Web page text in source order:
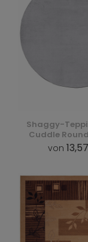
Shaggy-
Cuddle
von